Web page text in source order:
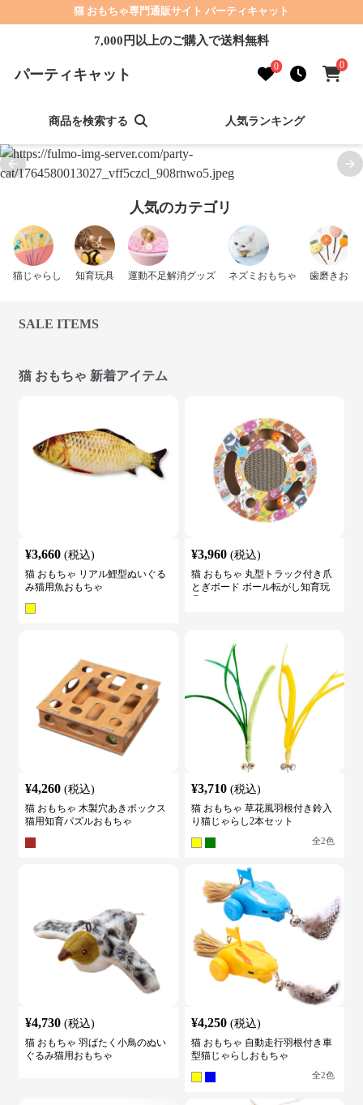
猫 おもちゃ専門通販サイト パーティキャット
7,000円以上のご購入で送料無料
パーティキャット 0 0
商品を検索する 人気ランキング
Previous slide
人気のカテゴリ
猫じゃらし 知育玩具 運動不足解消グッズ ネズミおもちゃ 歯磨きおも
SALE ITEMS
猫 おもちゃ 新着アイテム
¥3,660 (税込)
猫 おもちゃ リアル鯉型ぬいぐる
み猫用魚おもちゃ
¥3,960 (税込)
猫 おもちゃ 丸型トラック付き爪
とぎボード ボール転がし知育玩
¥4,260 (税込)
猫 おもちゃ 木製穴あきボックス
猫用知育パズルおもちゃ
¥3,710 (税込)
猫 おもちゃ 草花風羽根付き鈴入
り猫じゃらし2本セット
全2色
¥4,730 (税込)
猫 おもちゃ 羽ばたく小鳥のぬい
ぐるみ猫用おもちゃ
¥4,250 (税込)
猫 おもちゃ 自動走行羽根付き車
型猫じゃらしおもちゃ
全2色